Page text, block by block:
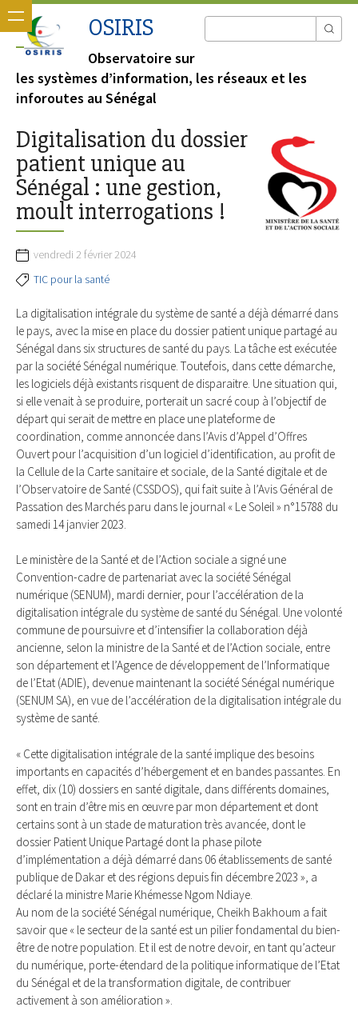
OSIRIS
Observatoire sur
les systèmes d’information, les réseaux et les
inforoutes au Sénégal
Digitalisation du dossier
patient unique au
Sénégal : une gestion,
moult interrogations !
vendredi 2 février 2024
TIC pour la santé
La digitalisation intégrale du système de santé a déjà démarré dans
le pays, avec la mise en place du dossier patient unique partagé au
Sénégal dans six structures de santé du pays. La tâche est exécutée
par la société Sénégal numérique. Toutefois, dans cette démarche,
les logiciels déjà existants risquent de disparaitre. Une situation qui,
si elle venait à se produire, porterait un sacré coup à l’objectif de
départ qui serait de mettre en place une plateforme de
coordination, comme annoncée dans l’Avis d’Appel d’Offres
Ouvert pour l’acquisition d’un logiciel d’identification, au profit de
la Cellule de la Carte sanitaire et sociale, de la Santé digitale et de
l’Observatoire de Santé (CSSDOS), qui fait suite à l’Avis Général de
Passation des Marchés paru dans le journal « Le Soleil » n°15788 du
samedi 14 janvier 2023.
Le ministère de la Santé et de l’Action sociale a signé une
Convention-cadre de partenariat avec la société Sénégal
numérique (SENUM), mardi dernier, pour l’accélération de la
digitalisation intégrale du système de santé du Sénégal. Une volonté
commune de poursuivre et d’intensifier la collaboration déjà
ancienne, selon la ministre de la Santé et de l’Action sociale, entre
son département et l’Agence de développement de l’Informatique
de l’Etat (ADIE), devenue maintenant la société Sénégal numérique
(SENUM SA), en vue de l’accélération de la digitalisation intégrale du
système de santé.
« Cette digitalisation intégrale de la santé implique des besoins
importants en capacités d’hébergement et en bandes passantes. En
effet, dix (10) dossiers en santé digitale, dans différents domaines,
sont en train d’être mis en œuvre par mon département et dont
certains sont à un stade de maturation très avancée, dont le
dossier Patient Unique Partagé dont la phase pilote
d’implémentation a déjà démarré dans 06 établissements de santé
publique de Dakar et des régions depuis fin décembre 2023 », a
déclaré la ministre Marie Khémesse Ngom Ndiaye.
Au nom de la société Sénégal numérique, Cheikh Bakhoum a fait
savoir que « le secteur de la santé est un pilier fondamental du bien-
être de notre population. Et il est de notre devoir, en tant qu’acteur
du numérique, porte-étendard de la politique informatique de l’Etat
du Sénégal et de la transformation digitale, de contribuer
activement à son amélioration ».